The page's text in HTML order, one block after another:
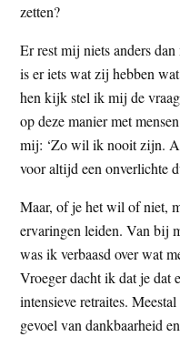
zetten?
Er rest mij niets anders
is er iets wat zij hebben
hen kijk stel ik mij de
op deze manier met
mij: ‘Zo wil ik nooit zijn.
voor altijd een onverlichte
Maar, of je het wil of niet,
ervaringen leiden. Van bij
was ik verbaasd over wat
Vroeger dacht ik dat je dat
intensieve retraites.
gevoel van dankbaarheid